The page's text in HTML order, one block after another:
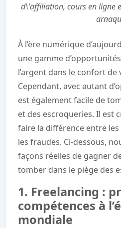
d\'affiliation, cours en ligne
À l’ère numérique
une gamme
l’argent dans le confort de
Cependant, avec autant
est également facile de
et des escroqueries. Il est
faire la différence entre
les fraudes. Ci-dessous,
façons réelles de gagner
tomber dans le piège des
1. Freelancing :
compétences à
mondiale